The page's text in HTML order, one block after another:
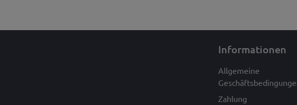
Informationen
Allgemeine
Zahlung